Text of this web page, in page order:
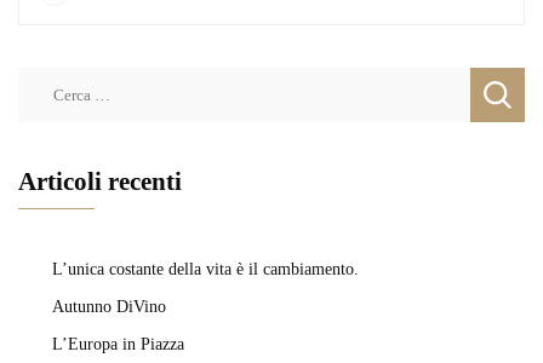
Articoli recenti
L’unica costante della vita è il cambiamento.
Autunno DiVino
L’Europa in Piazza